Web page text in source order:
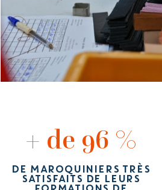
+ de 96 %
DE MAROQUINIERS TRÈS
SATISFAITS DE LEURS